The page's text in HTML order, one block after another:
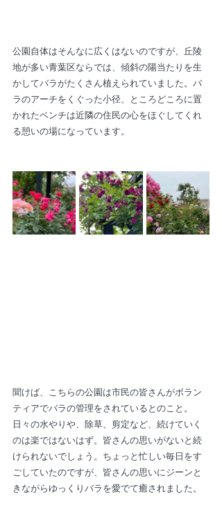
公園自体はそんなに広くはないのですが、丘陵
地が多い青葉区ならでは、傾斜の陽当たりを生
かしてバラがたくさん植えられていました。バ
ラのアーチをくぐった小径、ところどころに置
かれたベンチは近隣の住民の心をほぐしてくれ
る憩いの場になっています。
聞けば、こちらの公園は市民の皆さんがボラン
ティアでバラの管理をされているとのこと。
日々の水やりや、除草、剪定など、続けていく
のは楽ではないはず。皆さんの思いがないと続
けられないでしょう。ちょっと忙しい毎日をす
ごしていたのですが、皆さんの思いにジーンと
きながらゆっくりバラを愛でて癒されました。